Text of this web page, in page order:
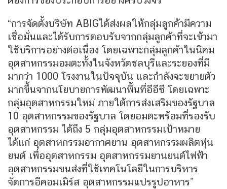
“การจัดตั้งบริษัท ABIGได้ส่งผลให้กลุ่มลูกค้ามีความ
เชื่อมั่นและได้รับการตอบรับจากกลุ่มลูกค้าที่จะเข้ามา
ใช้บริการอย่างต่อเนื่อง โดยเฉพาะกลุ่มลูกค้าในนิคม
อุตสาหกรรมอมตะทั้งในจังหวัดชลบุรีและระยองที่มี
มากว่า 1000 โรงงานในปัจจุบัน และกำลังจะขยายตัว
มากขึ้นจากนโยบายการพัฒนาพื้นที่อีอีซี โดยเฉพาะ
กลุ่มอุตสาหกรรมใหม่ ภายใต้การส่งเสริมของรัฐบาล
10 อุตสาหกรรมของรัฐบาล โดยอมตะพร้อมที่รองรับ
อุตสาหกรรม ได้ถึง 5 กลุ่มอุตสาหกรรมเป้าหมาย
ได้แก่ อุตสาหกรรมอากาศยาน อุตสาหกรรมผลิตหุ่น
ยนต์ เพื่ออุตสาหกรรม อุตสาหกรรมยานยนต์ไฟฟ้า
อุตสาหกรรมขนส่งที่ใช้เทคโนโลยีในการบริหาร
จัดการอีคอมเมิร์ส อุตสาหกรรมแปรรูปอาหาร”